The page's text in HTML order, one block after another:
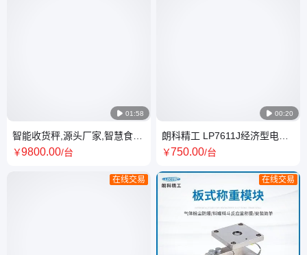
 01:58
智能收货秤,源头厂家,智慧食堂
管理,自动拍照,智能食堂后厨用
￥9800.00/台
在线交易
 00:20
朗科精工 LP7611J经济型电子
台秤 工业商用高精度计重秤 结
￥750.00/台
在线交易